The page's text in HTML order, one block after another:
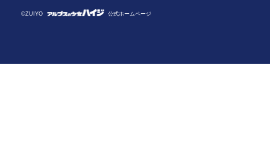
©ZUIYO 公式ホームページ